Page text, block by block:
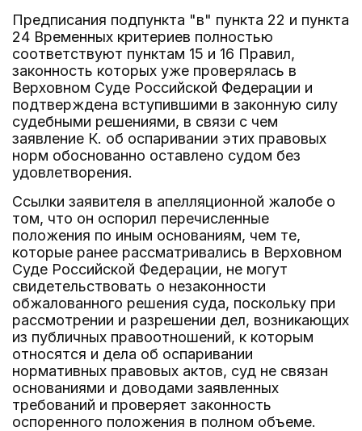
Предписания подпункта "в" пункта 22 и пункта
24 Временных критериев полностью
соответствуют пунктам 15 и 16 Правил,
законность которых уже проверялась в
Верховном Суде Российской Федерации и
подтверждена вступившими в законную силу
судебными решениями, в связи с чем
заявление К. об оспаривании этих правовых
норм обоснованно оставлено судом без
удовлетворения.
Ссылки заявителя в апелляционной жалобе о
том, что он оспорил перечисленные
положения по иным основаниям, чем те,
которые ранее рассматривались в Верховном
Суде Российской Федерации, не могут
свидетельствовать о незаконности
обжалованного решения суда, поскольку при
рассмотрении и разрешении дел, возникающих
из публичных правоотношений, к которым
относятся и дела об оспаривании
нормативных правовых актов, суд не связан
основаниями и доводами заявленных
требований и проверяет законность
оспоренного положения в полном объеме.